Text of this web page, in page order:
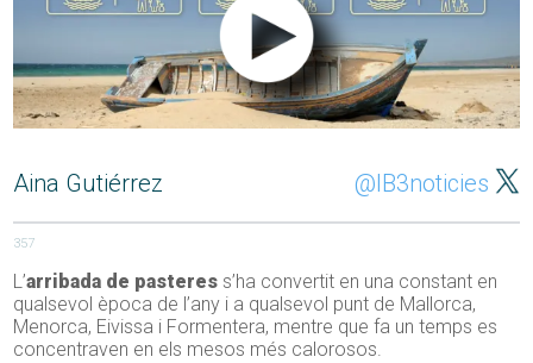
Aina Gutiérrez @IB3noticies
357
L’arribada de pasteres s’ha convertit en una constant en
qualsevol època de l’any i a qualsevol punt de Mallorca,
Menorca, Eivissa i Formentera, mentre que fa un temps es
concentraven en els mesos més calorosos.